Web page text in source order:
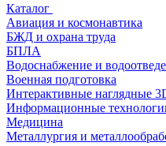
Каталог
Авиация и космонавтика
БЖД и охрана труда
БПЛА
Водоснабжение и
Военная подготовка
Интерактивные наглядные
Информационные
Медицина
Металлургия и